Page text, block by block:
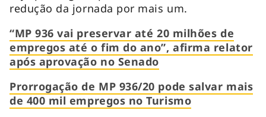
redução da jornada por mais um.
“MP 936 vai preservar até 20 milhões de
empregos até o fim do ano”, afirma relator
após aprovação no Senado
Prorrogação de MP 936/20 pode salvar mais
de 400 mil empregos no Turismo